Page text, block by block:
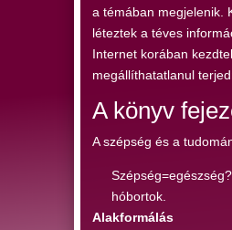
a témában megjelenik.
léteztek a téves
Internet korában
megállíthatatlanul
A könyv
A szépség és a
hóbortok.
Alakformálás